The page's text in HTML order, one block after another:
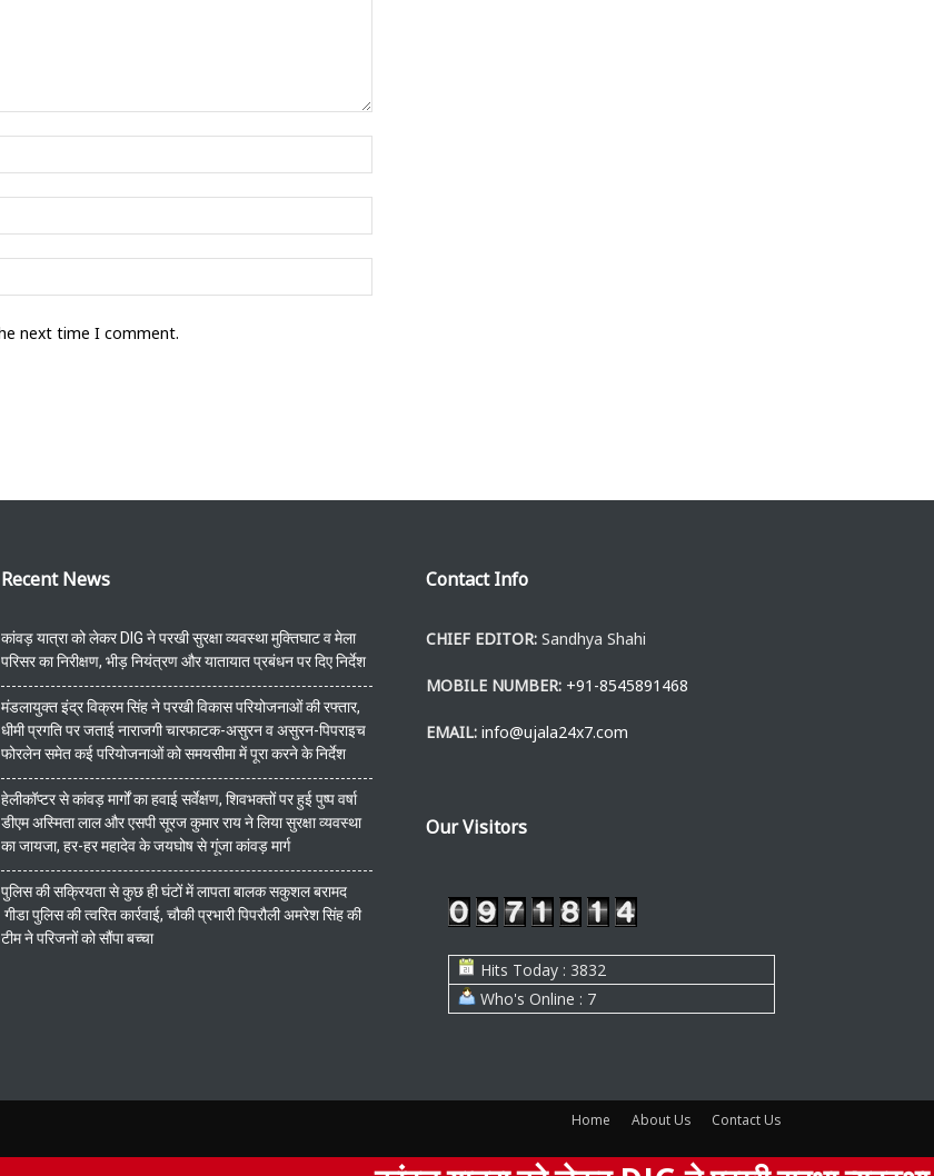
next time I comment.
Recent News
कांवड़ यात्रा को लेकर DIG ने परखी सुरक्षा व्यवस्था मुक्तिघाट व मेला
परिसर का निरीक्षण, भीड़ नियंत्रण और यातायात प्रबंधन पर दिए निर्देश
मंडलायुक्त इंद्र विक्रम सिंह ने परखी विकास परियोजनाओं की रफ्तार,
धीमी प्रगति पर जताई नाराजगी चारफाटक-असुरन व असुरन-पिपराइच
फोरलेन समेत कई परियोजनाओं को समयसीमा में पूरा करने के निर्देश
हेलीकॉप्टर से कांवड़ मार्गों का हवाई सर्वेक्षण, शिवभक्तों पर हुई पुष्प वर्षा
डीएम अस्मिता लाल और एसपी सूरज कुमार राय ने लिया सुरक्षा व्यवस्था
का जायजा, हर-हर महादेव के जयघोष से गूंजा कांवड़ मार्ग
पुलिस की सक्रियता से कुछ ही घंटों में लापता बालक सकुशल बरामद
गीडा पुलिस की त्वरित कार्रवाई, चौकी प्रभारी पिपरौली अमरेश सिंह की
टीम ने परिजनों को सौंपा बच्चा
Contact Info
CHIEF EDITOR: Sandhya Shahi
MOBILE NUMBER: +91-8545891468
EMAIL: info@ujala24x7.com
Our Visitors
Hits Today : 3832
Who's Online : 7
Home About Us Contact Us